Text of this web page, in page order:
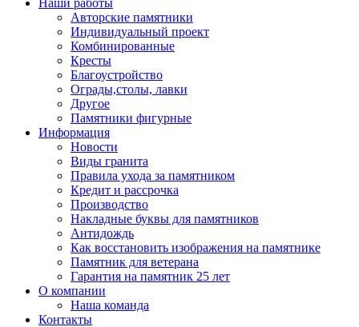
Наши работы
Авторские памятники
Индивидуальный проект
Комбинированные
Кресты
Благоустройство
Ограды,столы, лавки
Другое
Памятники фигурные
Информация
Новости
Виды гранита
Правила ухода за памятником
Кредит и рассрочка
Производство
Накладные буквы для памятников
Антидождь
Как восстановить изображения на памятнике
Памятник для ветерана
Гарантия на памятник 25 лет
О компании
Наша команда
Контакты